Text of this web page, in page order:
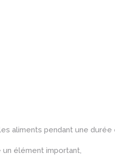
aliments pendant une durée
élément important,